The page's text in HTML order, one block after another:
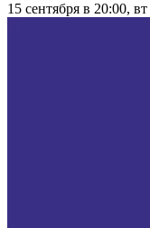
15 сентября в 20:00, вт